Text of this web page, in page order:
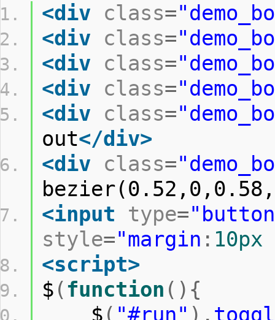
<div class=
<div class=
<div class=
<div class=
<div class=
out</div>
<div class=
<input type=
style="margin : 10px
<script>
$ (function (){
$ ( "#run" ).